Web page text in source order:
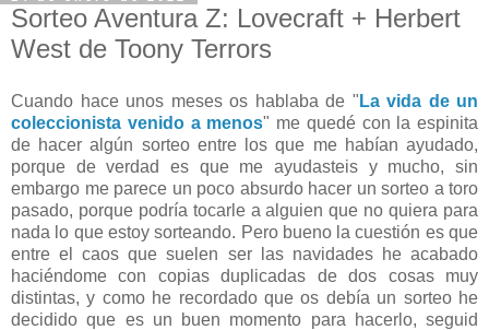
Sorteo Aventura Z: Lovecraft + Herbert
West de Toony Terrors
Cuando hace unos meses os hablaba de " La vida de un
coleccionista venido a menos" me quedé con la espinita
de hacer algún sorteo entre los que me habían ayudado,
porque de verdad es que me ayudasteis y mucho, sin
embargo me parece un poco absurdo hacer un sorteo a toro
pasado, porque podría tocarle a alguien que no quiera para
nada lo que estoy sorteando. Pero bueno la cuestión es que
entre el caos que suelen ser las navidades he acabado
haciéndome con copias duplicadas de dos cosas muy
distintas, y como he recordado que os debía un sorteo he
decidido que es un buen momento para hacerlo, seguid